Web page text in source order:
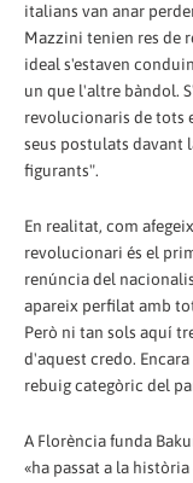
italians van anar
Mazzini tenien res de
ideal s'estaven
un que l'altre bàndol.
revolucionaris de tots
seus postulats davant
figurants".
En realitat, com
revolucionari és el
renúncia del
apareix perfilat amb
Però ni tan sols aquí
d'aquest credo.
rebuig categòric del
A Florència funda
«ha passat a la